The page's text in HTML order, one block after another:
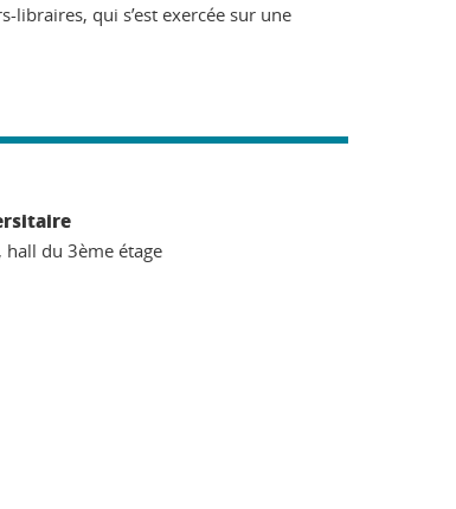
libraires, qui s’est exercée sur une
du 3ème étage